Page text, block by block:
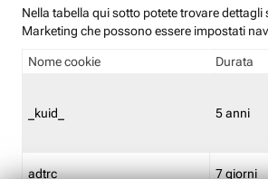
Nella tabella qui sotto potete trovare dettagli
Marketing che possono essere impostati
Nome cookie Durata
_kuid_ 5 anni
adtrc 7 giorni